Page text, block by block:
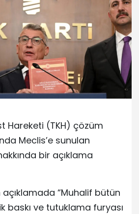
Hareketi (TKH) çözüm
Meclis’e sunulan
bir açıklama
açıklamada “Muhalif bütün
baskı ve tutuklama furyası